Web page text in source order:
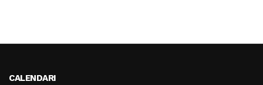
CALENDARI